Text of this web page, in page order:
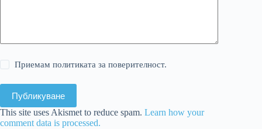
Приемам политиката за поверителност.
Публикуване
This site uses Akismet to reduce spam. Learn how your
comment data is processed.